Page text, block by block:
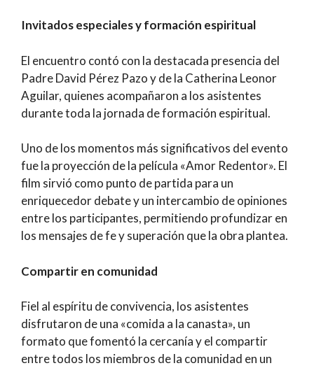
Invitados especiales y formación espiritual
El encuentro contó con la destacada presencia del
Padre David Pérez Pazo y de la Catherina Leonor
Aguilar, quienes acompañaron a los asistentes
durante toda la jornada de formación espiritual.
Uno de los momentos más significativos del evento
fue la proyección de la película «Amor Redentor». El
film sirvió como punto de partida para un
enriquecedor debate y un intercambio de opiniones
entre los participantes, permitiendo profundizar en
los mensajes de fe y superación que la obra plantea.
Compartir en comunidad
Fiel al espíritu de convivencia, los asistentes
disfrutaron de una «comida a la canasta», un
formato que fomentó la cercanía y el compartir
entre todos los miembros de la comunidad en un